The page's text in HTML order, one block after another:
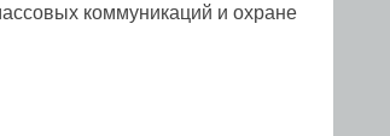
коммуникаций и охране